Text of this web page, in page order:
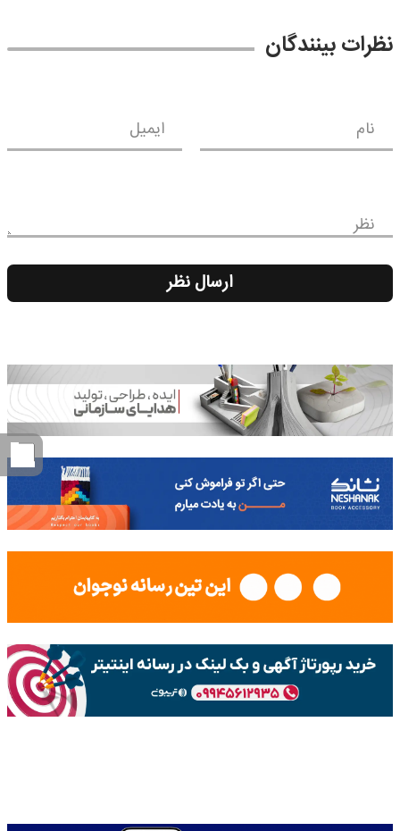
نظرات بینندگان
نام ایمیل
نظر
ارسال نظر